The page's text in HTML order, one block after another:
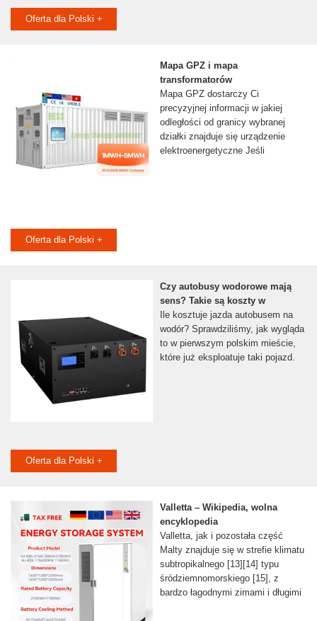
Oferta dla Polski +
Mapa GPZ i mapa
transformatorów
Mapa GPZ dostarczy Ci
precyzyjnej informacji w jakiej
odległości od granicy wybranej
działki znajduje się urządzenie
elektroenergetyczne Jeśli
Oferta dla Polski +
Czy autobusy wodorowe mają
sens? Takie są koszty w
Ile kosztuje jazda autobusem na
wodór? Sprawdziliśmy, jak wygląda
to w pierwszym polskim mieście,
które już eksploatuje taki pojazd.
Oferta dla Polski +
Valletta – Wikipedia, wolna
encyklopedia
Valletta, jak i pozostała część
Malty znajduje się w strefie klimatu
subtropikalnego [13][14] typu
śródziemnomorskiego [15], z
bardzo łagodnymi zimami i długimi